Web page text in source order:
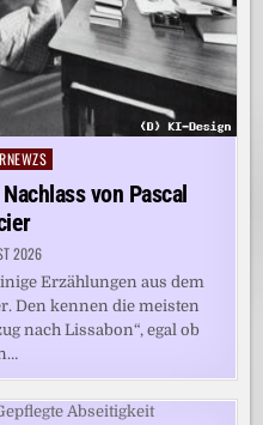
von Pascal
2026
Erzählungen aus dem
Den kennen die meisten
nach Lissabon“, egal ob